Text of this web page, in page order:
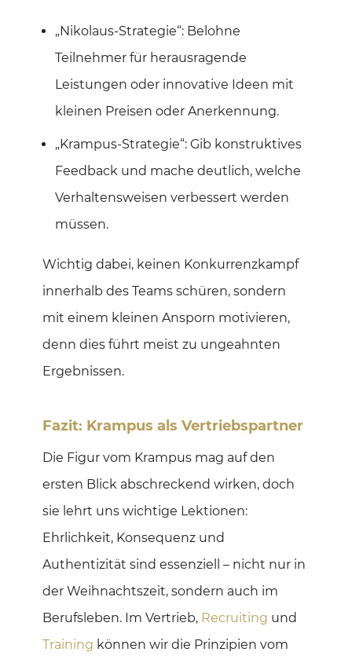
„Nikolaus-Strategie“: Belohne
Teilnehmer für herausragende
Leistungen oder innovative Ideen mit
kleinen Preisen oder Anerkennung.
„Krampus-Strategie“: Gib konstruktives
Feedback und mache deutlich, welche
Verhaltensweisen verbessert werden
müssen.
Wichtig dabei, keinen Konkurrenzkampf
innerhalb des Teams schüren, sondern
mit einem kleinen Ansporn motivieren,
denn dies führt meist zu ungeahnten
Ergebnissen.
Fazit: Krampus als Vertriebspartner
Die Figur vom Krampus mag auf den
ersten Blick abschreckend wirken, doch
sie lehrt uns wichtige Lektionen:
Ehrlichkeit, Konsequenz und
Authentizität sind essenziell – nicht nur in
der Weihnachtszeit, sondern auch im
Berufsleben. Im Vertrieb, Recruiting und
Training können wir die Prinzipien vom